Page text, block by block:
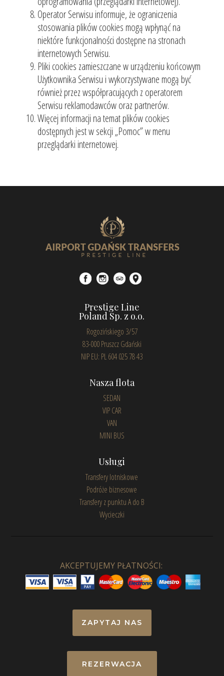
Operator Serwisu informuje, że ograniczenia
stosowania plików cookies mogą wpłynąć na
niektóre funkcjonalności dostępne na stronach
internetowych Serwisu.
Pliki cookies zamieszczane w urządzeniu końcowym
Użytkownika Serwisu i wykorzystywane mogą być
również przez współpracujących z operatorem
Serwisu reklamodawców oraz partnerów.
Więcej informacji na temat plików cookies
dostępnych jest w sekcji „Pomoc” w menu
przeglądarki internetowej.
Prestige Line
Poland Sp. z o.o.
Rogozińskiego 3/57
83-000 Pruszcz Gdański
NIP EU: PL 604 025 78 43
Nasza flota
SEDAN
VIP CAR
VAN
MINI BUS
Usługi
Transfery lotniskowe
Podróże biznesowe
Transfery z punktu A do B
Wycieczki
AKCEPTUJEMY PŁATNOŚCI:
ZAPYTAJ NAS
REZERWACJA